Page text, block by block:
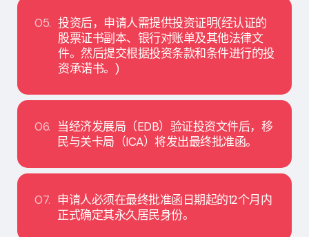
05. 投资后，申请人需提供投资证明(经认证的
股票证书副本、银行对账单及其他法律文
件。然后提交根据投资条款和条件进行的投
资承诺书。)
06. 当经济发展局（EDB）验证投资文件后，移
民与关卡局（ICA）将发出最终批准函。
07. 申请人必须在最终批准函日期起的12个月内
正式确定其永久居民身份。